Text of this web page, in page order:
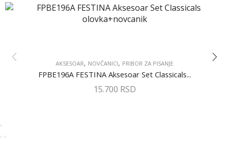
AKSESOAR, NOVČANICI, PRIBOR ZA PISANJE
FPBE196A FESTINA Aksesoar Set Classicals...
15.700 RSD